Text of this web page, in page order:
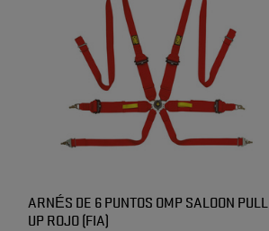
ARNÉS DE 6 PUNTOS OMP SALOON PULL
UP ROJO (FIA)